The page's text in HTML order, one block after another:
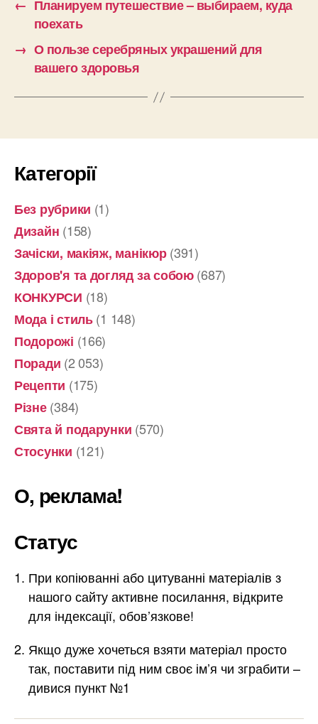
← Планируем путешествие – выбираем, куда
поехать
→ О пользе серебряных украшений для
вашего здоровья
Категорії
Без рубрики (1)
Дизайн (158)
Зачіски, макіяж, манікюр(391)
Здоров'я та догляд за собою(687)
КОНКУРСИ (18)
Мода і стиль(1 148)
Подорожі (166)
Поради (2 053)
Рецепти (175)
Різне(384)
Свята й подарунки (570)
Стосунки (121)
О, реклама!
Статус
При копіюванні або цитуванні матеріалів з
нашого сайту активне посилання, відкрите
для індексації, обов’язкове!
Якщо дуже хочеться взяти матеріал просто
так, поставити під ним своє ім’я чи зграбити –
дивися пункт №1